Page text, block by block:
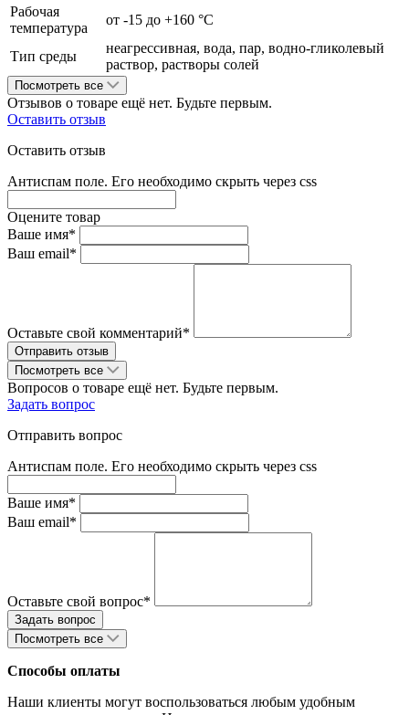
Рабочая
температура
от -15 до +160 °С
Тип среды
неагрессивная, вода, пар, водно-гликолевый
раствор, растворы солей
Посмотреть все
Отзывов о товаре ещё нет. Будьте первым.
Оставить отзыв
Оставить отзыв
Антиспам поле. Его необходимо скрыть через css
Оцените товар
Ваше имя*
Ваш email*
Оставьте свой комментарий*
Посмотреть все
Вопросов о товаре ещё нет. Будьте первым.
Задать вопрос
Отправить вопрос
Антиспам поле. Его необходимо скрыть через css
Ваше имя*
Ваш email*
Оставьте свой вопрос*
Посмотреть все
Способы оплаты
Наши клиенты могут воспользоваться любым удобным